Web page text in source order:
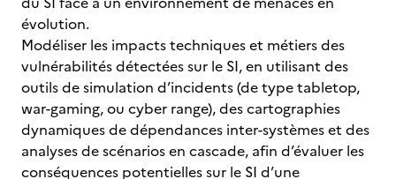
évolution.
Modéliser les impacts techniques et métiers des
vulnérabilités détectées sur le SI, en utilisant des
outils de simulation d’incidents (de type tabletop,
war-gaming, ou cyber range), des cartographies
dynamiques de dépendances inter-systèmes et des
analyses de scénarios en cascade, afin d’évaluer les
conséquences potentielles sur le SI d’une